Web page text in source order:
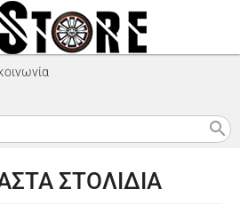
search
ΣΤΟΛΙΔΙΑ